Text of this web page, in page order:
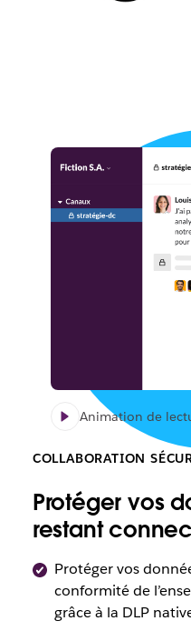
Animation de
COLLABORATION
Protéger vos
restant
Protéger vos
conformité de
grâce à la DLP